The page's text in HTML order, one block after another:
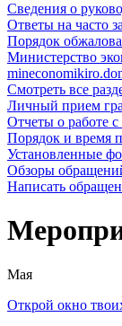
Сведения о
Ответы на часто
Порядок
Министерство
Смотреть все
Личный прием
Отчеты о работе
Порядок и время
Установленные
Обзоры
Написать
Мая
Открой окно